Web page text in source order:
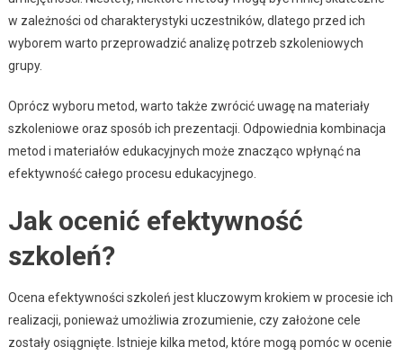
w zależności od charakterystyki uczestników, dlatego przed ich
wyborem warto przeprowadzić analizę potrzeb szkoleniowych
grupy.
Oprócz wyboru metod, warto także zwrócić uwagę na materiały
szkoleniowe oraz sposób ich prezentacji. Odpowiednia kombinacja
metod i materiałów edukacyjnych może znacząco wpłynąć na
efektywność całego procesu edukacyjnego.
Jak ocenić efektywność
szkoleń?
Ocena efektywności szkoleń jest kluczowym krokiem w procesie ich
realizacji, ponieważ umożliwia zrozumienie, czy założone cele
zostały osiągnięte. Istnieje kilka metod, które mogą pomóc w ocenie